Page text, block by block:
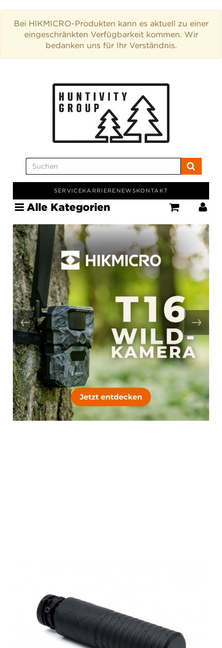
Bei HIKMICRO-Produkten kann es aktuell zu einer
eingeschränkten Verfügbarkeit kommen. Wir
bedanken uns für Ihr Verständnis.
SERVICEKARRIERE NEWSKONTAKT
Alle Kategorien